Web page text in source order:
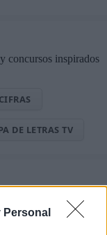
Personal
concursos inspirados
CIFRAS
DE LETRAS TV